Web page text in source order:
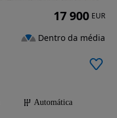
Automática
17 900 EUR
Dentro da média